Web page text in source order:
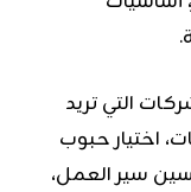
تريد
حبوب
العمل،